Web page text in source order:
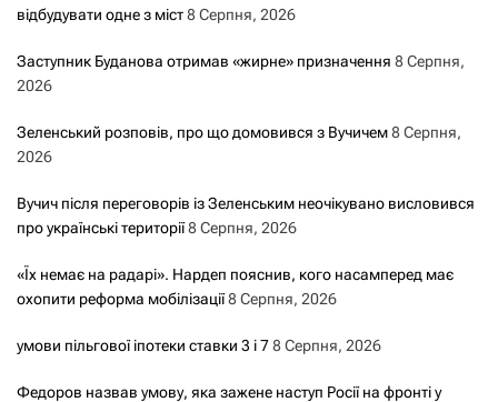
відбудувати одне з міст8 Серпня, 2026
Заступник Буданова отримав «жирне» призначення 8 Серпня,
2026
Зеленський розповів, про що домовився з Вучичем8 Серпня,
2026
Вучич після переговорів із Зеленським неочікувано висловився
про українські території8 Серпня, 2026
«Їх немає на радарі». Нардеп пояснив, кого насамперед має
охопити реформа мобілізації8 Серпня, 2026
умови пільгової іпотеки ставки 3 і 78 Серпня, 2026
Федоров назвав умову, яка зажене наступ Росії на фронті у